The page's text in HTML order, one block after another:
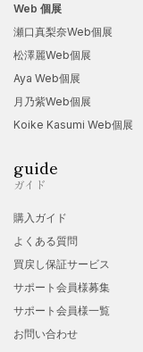
Web 個展
瀬口真梨奈Web個展
松澤麗Web個展
Aya Web個展
月乃紫Web個展
Koike Kasumi Web個展
guide
ガイド
購入ガイド
よくある質問
買戻し保証サービス
サポート会員様募集
サポート会員様一覧
お問い合わせ